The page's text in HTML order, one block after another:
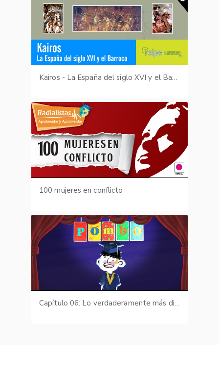
Kairos - La España del siglo XVI y el Barroco
100 mujeres en conflicto
Capítulo 06: Lo verdaderamente más difícil